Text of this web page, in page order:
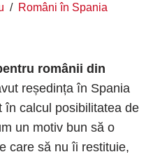
Români în Spania
românii din
reședința în Spania
în calcul posibilitatea de
un motiv bun să o
care să nu îi restituie,